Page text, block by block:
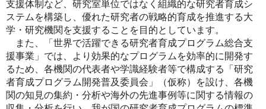
支援体制など、研究室単位ではなく組織的な研究者育成シ
ステムを構築し、優れた研究者の戦略的育成を推進する大
学・研究機関を支援することを目的としています。
また、「世界で活躍できる研究者育成プログラム総合支
援事業」では、より効果的なプログラムを効率的に開発す
るため、各機関の代表者や学識経験者等で構成する「研究
者育成プログラム開発普及委員会」（仮称）を設け、各機
関の知見の集約・分析や海外の先進事例等に関する情報の